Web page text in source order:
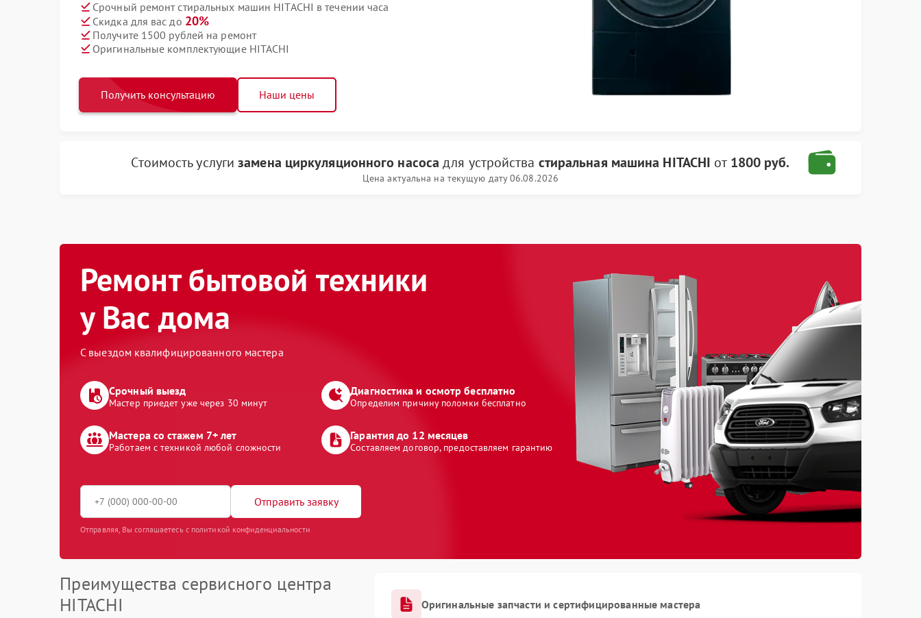
Срочный ремонт стиральных машин HITACHI в течении часа
Скидка для вас до 20%
Получите 1500 рублей на ремонт
Оригинальные комплектующие HITACHI
Получить консультацию Наши цены
Стоимость услугизамена циркуляционного насоса для устройства стиральная машина HITACHI от 1800 руб.
Цена актуальна на текущую дату 06.08.2026
Ремонт бытовой техники
у Вас дома
С выездом квалифицированного мастера
Срочный выезд
Мастер приедет уже через 30 минут
Диагностика и осмотр бесплатно
Определим причину поломки бесплатно
Мастера со стажем 7+ лет
Работаем с техникой любой сложности
Гарантия до 12 месяцев
Составляем договор, предоставляем гарантию
Отправить заявку
Отправляя, Вы соглашаетесь с политикой конфиденциальности
Преимущества сервисного центра
HITACHI
Оригинальные запчасти и сертифицированные мастера